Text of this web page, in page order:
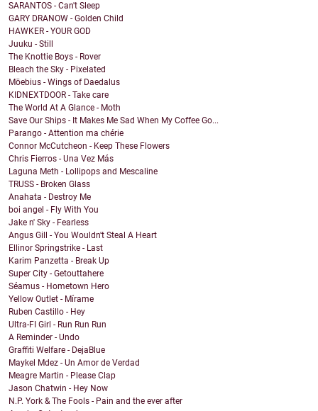
SARANTOS - Can't Sleep
GARY DRANOW - Golden Child
HAWKER - YOUR GOD
Juuku - Still
The Knottie Boys - Rover
Bleach the Sky - Pixelated
Möebius - Wings of Daedalus
KIDNEXTDOOR - Take care
The World At A Glance - Moth
Save Our Ships - It Makes Me Sad When My Coffee Go...
Parango - Attention ma chérie
Connor McCutcheon - Keep These Flowers
Chris Fierros - Una Vez Más
Laguna Meth - Lollipops and Mescaline
TRUSS - Broken Glass
Anahata - Destroy Me
boi angel - Fly With You
Jake n' Sky - Fearless
Angus Gill - You Wouldn't Steal A Heart
Ellinor Springstrike - Last
Karim Panzetta - Break Up
Super City - Getouttahere
Séamus - Hometown Hero
Yellow Outlet - Mírame
Ruben Castillo - Hey
Ultra-FI Girl - Run Run Run
A Reminder - Undo
Graffiti Welfare - DejaBlue
Maykel Mdez - Un Amor de Verdad
Meagre Martin - Please Clap
Jason Chatwin - Hey Now
N.P. York & The Fools - Pain and the ever after